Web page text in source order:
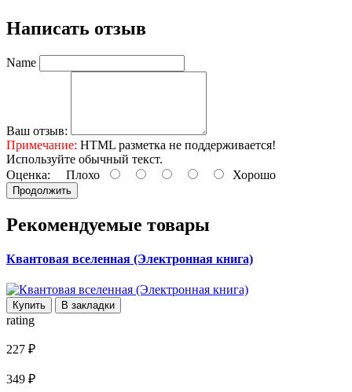
Написать отзыв
Name
Ваш отзыв:
Примечание: HTML разметка не поддерживается!
Используйте обычный текст.
Оценка: Плохо Хорошо
Продолжить
Рекомендуемые товары
Квантовая вселенная (Электронная книга)
Купить В закладки
rating
227 ₽
349 ₽